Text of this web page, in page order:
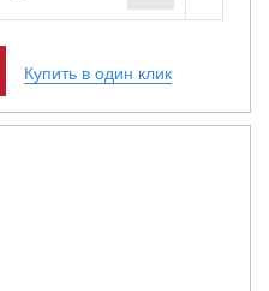
Купить в один клик